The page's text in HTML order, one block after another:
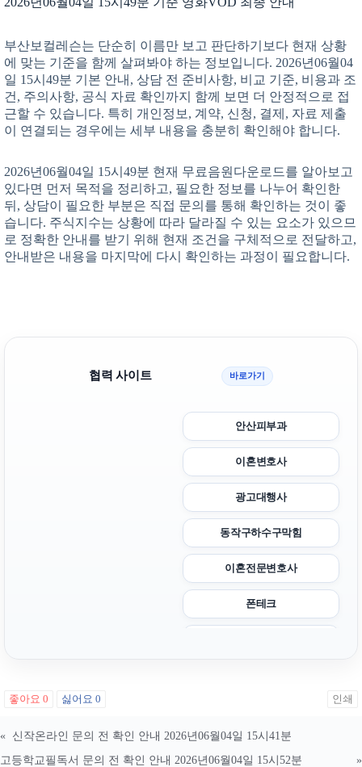
부산보컬레슨는 단순히 이름만 보고 판단하기보다 현재 상황
에 맞는 기준을 함께 살펴봐야 하는 정보입니다. 2026년06월04
일 15시49분 기본 안내, 상담 전 준비사항, 비교 기준, 비용과 조
건, 주의사항, 공식 자료 확인까지 함께 보면 더 안정적으로 접
근할 수 있습니다. 특히 개인정보, 계약, 신청, 결제, 자료 제출
이 연결되는 경우에는 세부 내용을 충분히 확인해야 합니다.
2026년06월04일 15시49분 현재 무료음원다운로드를 알아보고
있다면 먼저 목적을 정리하고, 필요한 정보를 나누어 확인한
뒤, 상담이 필요한 부분은 직접 문의를 통해 확인하는 것이 좋
습니다. 주식지수는 상황에 따라 달라질 수 있는 요소가 있으므
로 정확한 안내를 받기 위해 현재 조건을 구체적으로 전달하고,
안내받은 내용을 마지막에 다시 확인하는 과정이 필요합니다.
협력 사이트 바로가기
안산피부과
이혼변호사
광고대행사
동작구하수구막힘
이혼전문변호사
폰테크
좋아요 0 싫어요 0 인쇄
« 신작온라인 문의 전 확인 안내 2026년06월04일 15시41분
고등학교필독서 문의 전 확인 안내 2026년06월04일 15시52분
»